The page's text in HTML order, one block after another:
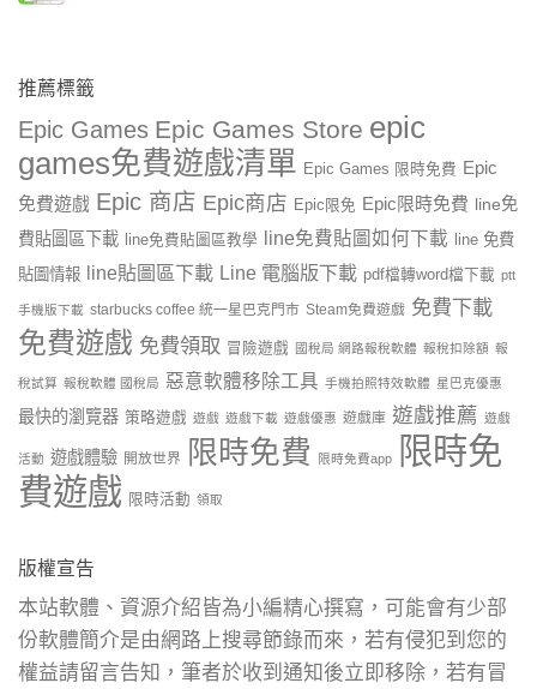
推薦標籤
Epic Games Epic Games Store epic
games免費遊戲清單 Epic Games 限時免費 Epic
免費遊戲 Epic 商店 Epic商店 Epic限免 Epic限時免費 line免
費貼圖區下載
line免費貼圖區教學 line免費貼圖如何下載
line 免費
貼圖情報
line貼圖區下載 Line 電腦版下載 pdf檔轉word檔下載 ptt
手機版下載 starbucks coffee 統一星巴克門市 Steam免費遊戲 免費下載
免費遊戲 免費領取 冒險遊戲 國稅局 網路報稅軟體 報稅扣除額 報
稅試算 報稅軟體 國稅局 惡意軟體移除工具 手機拍照特效軟體 星巴克優惠
最快的瀏覽器 策略遊戲 遊戲 遊戲下載 遊戲優惠 遊戲庫 遊戲推薦 遊戲
活動 遊戲體驗 開放世界 限時免費 限時免費app
限時免
費遊戲 限時活動 領取
版權宣告
本站軟體、資源介紹皆為小編精心撰寫，可能會有少部
份軟體簡介是由網路上搜尋節錄而來，若有侵犯到您的
權益請留言告知，筆者於收到通知後立即移除，若有冒